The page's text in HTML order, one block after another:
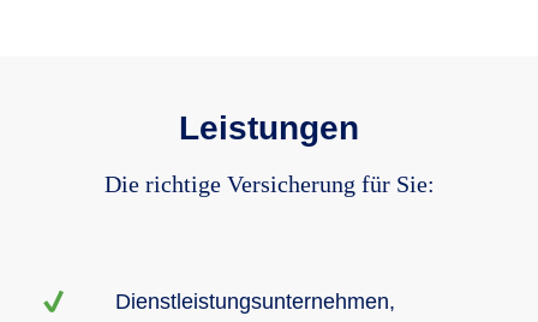
Leistungen
Die richtige Versicherung für Sie:
Dienstleistungsunternehmen,